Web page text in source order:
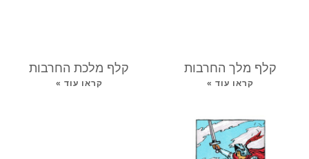
קלף מלך החרבות
קראו עוד »
קלף מלכת החרבות
קראו עוד »